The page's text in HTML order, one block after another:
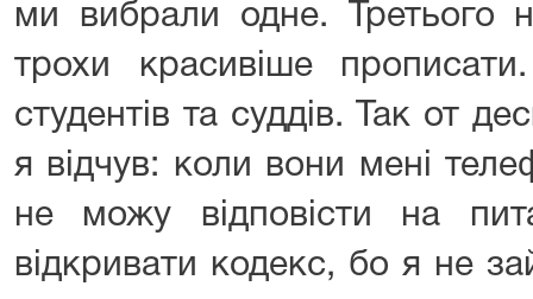
ми вибрали одне. Третього
трохи красивіше
студентів та суддів. Так от
я відчув: коли вони мені
не можу відповісти на
відкривати кодекс, бо я не